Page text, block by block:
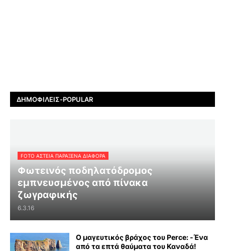
ΔΗΜΟΦΙΛΕΊΣ-POPULAR
FOTO ΑΣΤΕΙΑ ΠΑΡΑΞΕΝΑ ΔΙΑΦΟΡΑ
Φωτεινός ποδηλατόδρομος
εμπνευσμένος από πίνακα
ζωγραφικής
6.3.16
Ο μαγευτικός βράχος του Perce: -Ένα
από τα επτά θαύματα του Καναδά!